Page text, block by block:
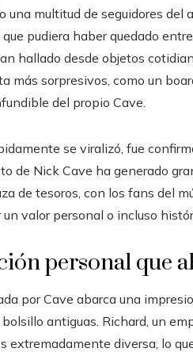
una multitud de seguidores
pudiera haber quedado
hallado desde objetos
más sorpresivos, como un
del propio Cave.
se viralizó, fue
de Nick Cave ha generado
de tesoros, con los fans del
valor personal o incluso
personal que
por Cave abarca una
antiguas. Richard, un
extremadamente diversa, lo